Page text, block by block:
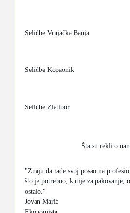
Selidbe Vrnjačka Banja
Selidbe Kopaonik
Selidbe Zlatibor
Šta su rekli o
"Znaju da rade svoj posao na
što je potrebno, kutije za pakovanje,
ostalo."
Jovan Marić